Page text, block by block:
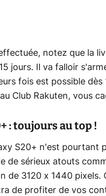
notez que la
jours. Il va falloir
fois est possible
Club Rakuten, vous
: toujours au top !
S20+ n'est pourtant
de sérieux atouts
de 3120 x 1440 pixels.
de profiter de vos